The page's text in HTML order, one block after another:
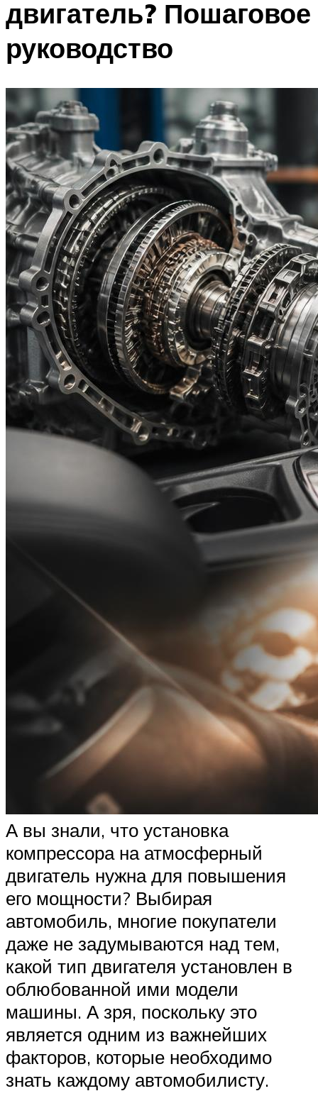
двигатель? Пошаговое
руководство
А вы знали, что установка
компрессора на атмосферный
двигатель нужна для повышения
его мощности? Выбирая
автомобиль, многие покупатели
даже не задумываются над тем,
какой тип двигателя установлен в
облюбованной ими модели
машины. А зря, поскольку это
является одним из важнейших
факторов, которые необходимо
знать каждому автомобилисту.